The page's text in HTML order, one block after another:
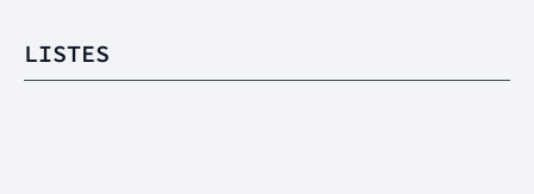
LISTES